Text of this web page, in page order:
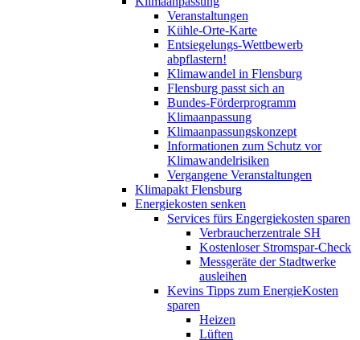
Veranstaltungen
Kühle-Orte-Karte
Entsiegelungs-Wettbewerb
abpflastern!
Klimawandel in Flensburg
Flensburg passt sich an
Bundes-Förderprogramm
Klimaanpassung
Klimaanpassungskonzept
Informationen zum Schutz vor
Klimawandelrisiken
Vergangene Veranstaltungen
Klimapakt Flensburg
Energiekosten senken
Services fürs Engergiekosten sparen
Verbraucherzentrale SH
Kostenloser Stromspar-Check
Messgeräte der Stadtwerke
ausleihen
Kevins Tipps zum EnergieKosten
sparen
Heizen
Lüften